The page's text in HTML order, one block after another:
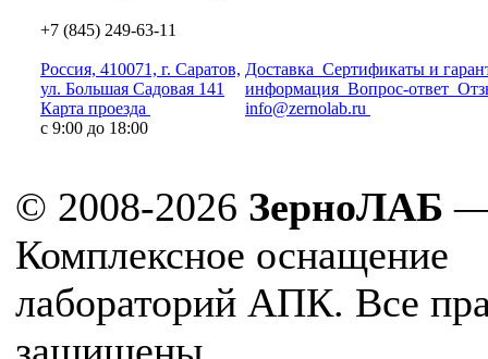
+7 (845) 249-63-11
Россия, 410071, г. Саратов,
ул. Большая Садовая 141
Карта проезда
с 9:00 до 18:00
Доставка Сертификаты и
информация Вопрос-ответ
info@zernolab.ru
© 2008-2026 ЗерноЛАБ
Комплексное оснащение
лабораторий АПК. Все